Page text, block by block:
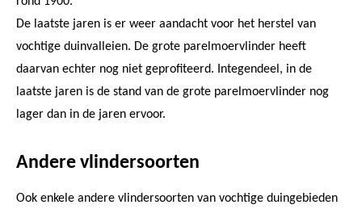
De laatste jaren is er weer aandacht voor het herstel van
vochtige duinvalleien. De grote parelmoervlinder heeft
daarvan echter nog niet geprofiteerd. Integendeel, in de
laatste jaren is de stand van de grote parelmoervlinder nog
lager dan in de jaren ervoor.
Andere vlindersoorten
Ook enkele andere vlindersoorten van vochtige duingebieden